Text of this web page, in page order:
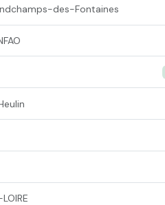
des-Fontaines